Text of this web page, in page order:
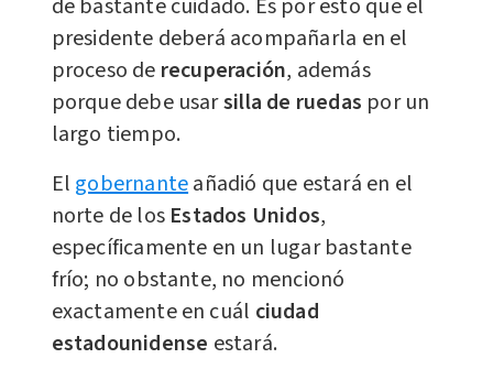
presidente deberá acompañarla en el
proceso de recuperación, además
porque debe usarsilla de ruedas por un
largo tiempo.
El gobernanteañadió que estará en el
norte de los Estados Unidos,
específicamente en un lugar bastante
frío; no obstante, no mencionó
exactamente en cuál ciudad
estadounidense estará.